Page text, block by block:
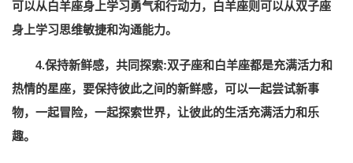
可以从白羊座身上学习勇气和行动力，白羊座则可以从双子座
身上学习思维敏捷和沟通能力。
4.保持新鲜感，共同探索:双子座和白羊座都是充满活力和
热情的星座，要保持彼此之间的新鲜感，可以一起尝试新事
物，一起冒险，一起探索世界，让彼此的生活充满活力和乐
趣。